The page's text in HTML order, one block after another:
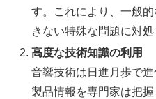
す。これにより、一般
きない特殊な問題に対処
高度な技術知識の利用
音響技術は日進月歩で
製品情報を専門家は把